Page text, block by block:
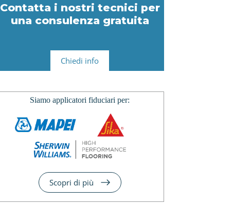
Contatta i nostri tecnici per
una consulenza gratuita
Chiedi info
Siamo applicatori fiduciari per:
Scopri di più